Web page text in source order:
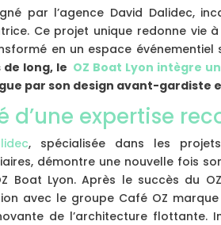
par l’agence David Dalidec,
Ce projet unique redonne vie
en un espace événementiel
de long, le OZ Boat Lyon intègre
par son design avant-gardiste
d’une expertise
, spécialisée dans les
démontre une nouvelle fois
Boat Lyon. Après le succès du
avec le groupe Café OZ
de l’architecture flottante.